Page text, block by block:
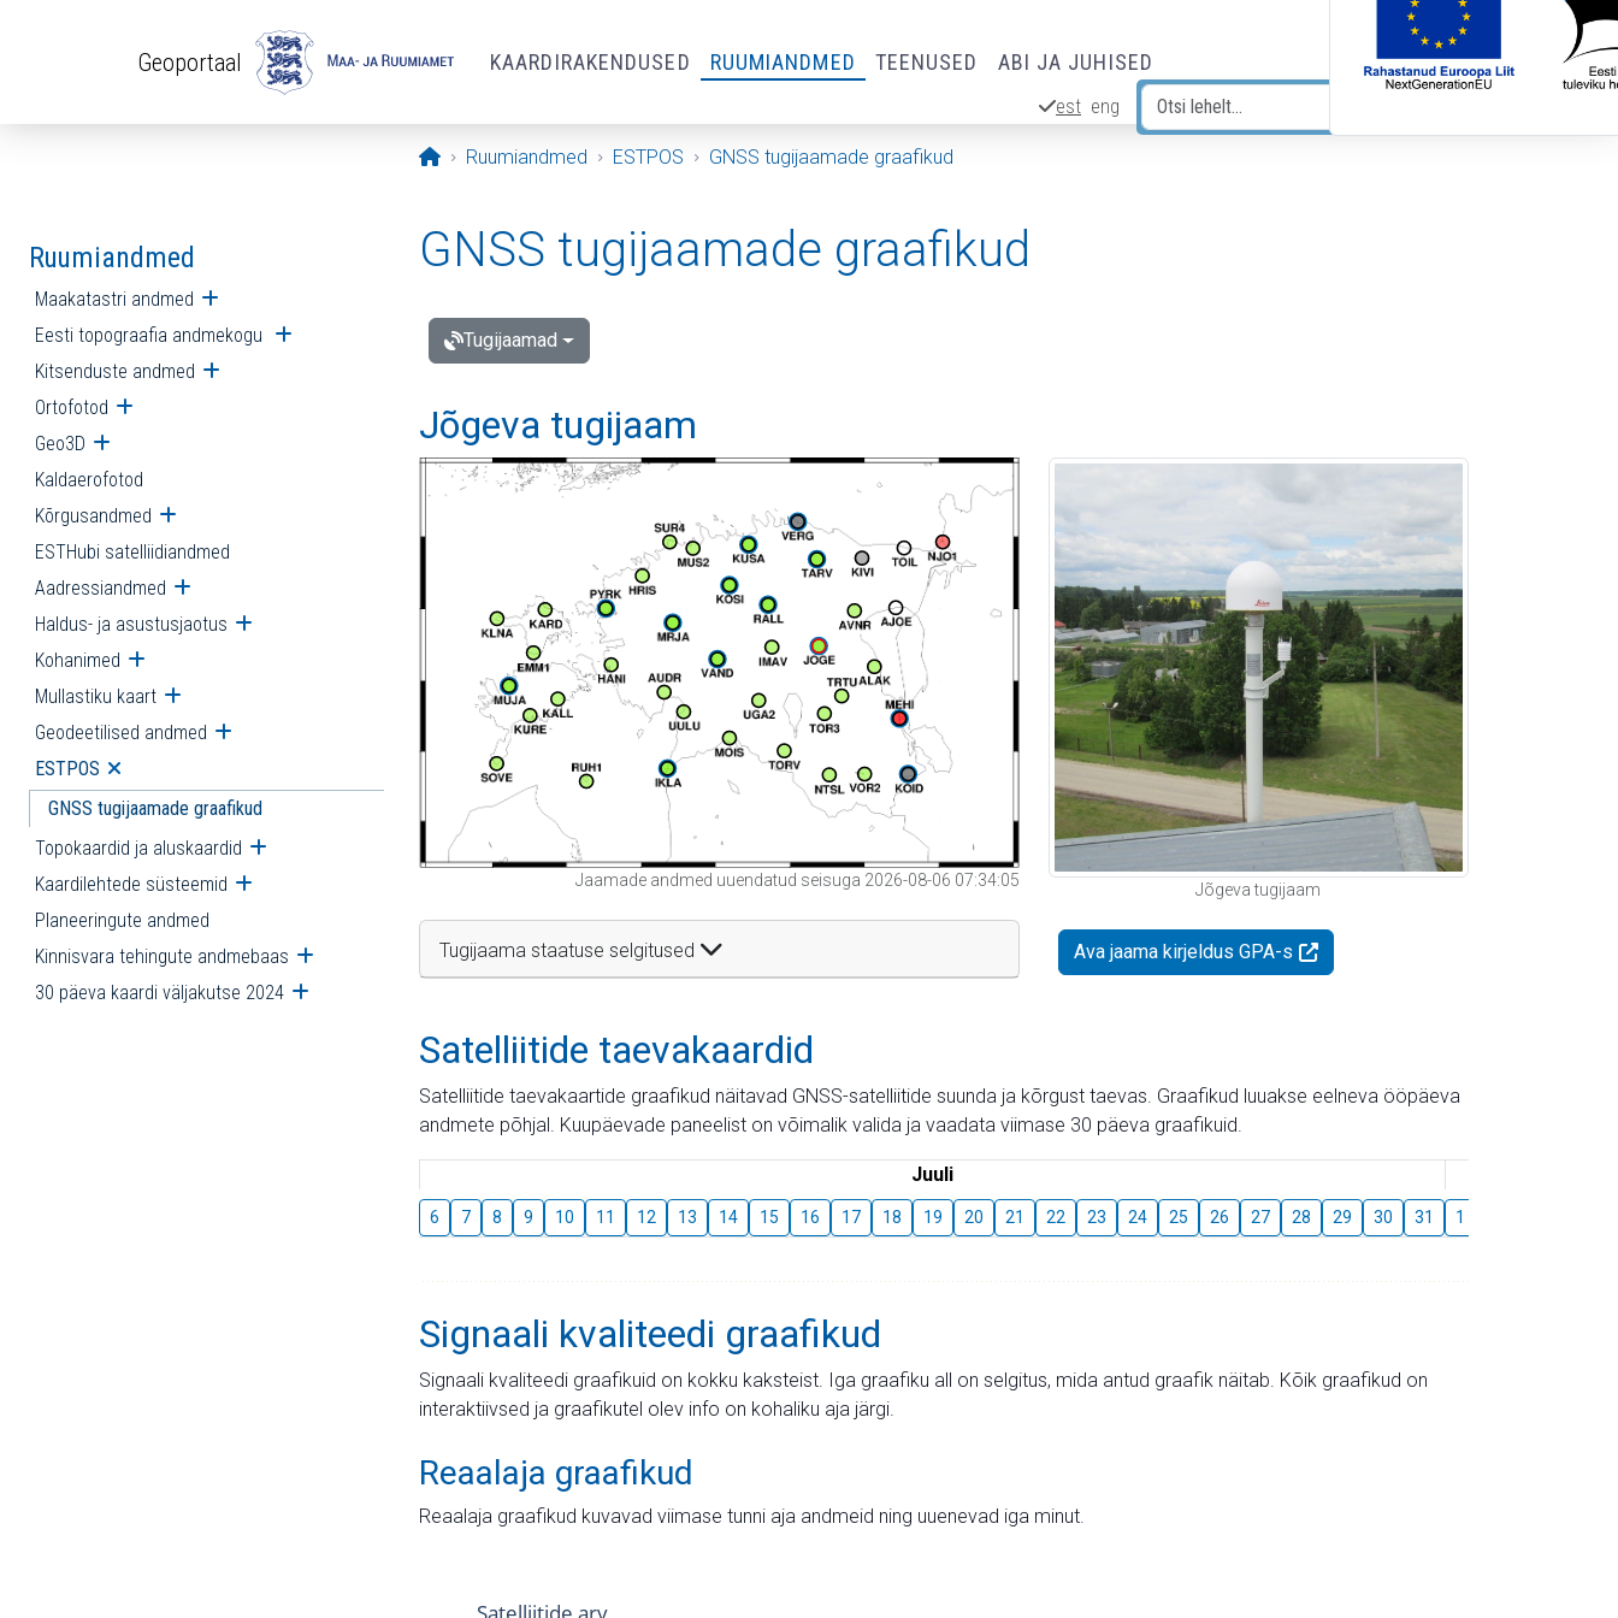
Geoportaal KAARDIRAKENDUSED RUUMIANDMED TEENUSED ABI JA JUHISED
est eng
Avaleht
Ruumiandmed ESTPOS GNSS tugijaamade graafikud
Ruumiandmed
Maakatastri andmed Ava alammenüü
Eesti topograafia andmekogu Ava alammenüü
Kitsenduste andmed Ava alammenüü
Ortofotod Ava alammenüü
Geo3D Ava alammenüü
Kaldaerofotod
Kõrgusandmed Ava alammenüü
ESTHubi satelliidiandmed
Aadressiandmed Ava alammenüü
Haldus- ja asustusjaotus Ava alammenüü
Kohanimed Ava alammenüü
Mullastiku kaart Ava alammenüü
Geodeetilised andmed Ava alammenüü
ESTPOS Ava alammenüü
GNSS tugijaamade graafikud
Topokaardid ja aluskaardid Ava alammenüü
Kaardilehtede süsteemid Ava alammenüü
Planeeringute andmed
Kinnisvara tehingute andmebaas Ava alammenüü
30 päeva kaardi väljakutse 2024 Ava alammenüü
GNSS tugijaamade graafikud
Tugijaamad
Jõgeva tugijaam
Jaamade andmed uuendatud seisuga 2026-08-06 07:34:05
Tugijaama staatuse selgitused
Jõgeva tugijaam
Ava jaama kirjeldus GPA-s
Satelliitide taevakaardid
Satelliitide taevakaartide graafikud näitavad GNSS-satelliitide suunda ja kõrgust taevas. Graafikud luuakse eelneva ööpäeva
andmete põhjal. Kuupäevade paneelist on võimalik valida ja vaadata viimase 30 päeva graafikuid.
Juuli
6 7 8 9 10 11 12 13 14 15 16 17 18 19 20 21 22 23 24 25 26 27 28 29 30 31 1
Signaali kvaliteedi graafikud
Signaali kvaliteedi graafikuid on kokku kaksteist. Iga graafiku all on selgitus, mida antud graafik näitab. Kõik graafikud on
interaktiivsed ja graafikutel olev info on kohaliku aja järgi.
Reaalaja graafikud
Reaalaja graafikud kuvavad viimase tunni aja andmeid ning uuenevad iga minut.